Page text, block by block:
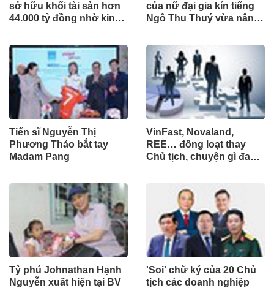
sở hữu khối tài sản hơn
44.000 tỷ đồng nhờ kinh
của nữ đại gia kín tiếng
Ngô Thu Thuý vừa nâng
Tiến sĩ Nguyễn Thị
Phương Thảo bắt tay
Madam Pang
VinFast, Novaland,
REE… đồng loạt thay
Chủ tịch, chuyện gì đang
Tỷ phú Johnathan Hạnh
Nguyễn xuất hiện tại BV
'Soi' chữ ký của 20 Chủ
tịch các doanh nghiệp